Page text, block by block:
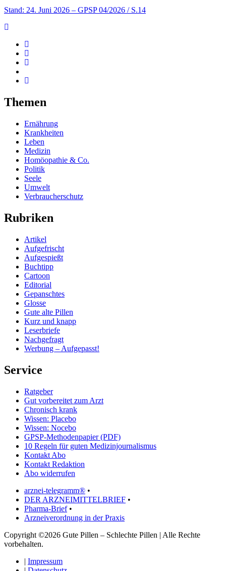
Stand: 24. Juni 2026 – GPSP 04/2026 / S.14
Themen
Ernährung
Krankheiten
Leben
Medizin
Homöopathie & Co.
Politik
Seele
Umwelt
Verbraucherschutz
Rubriken
Artikel
Aufgefrischt
Aufgespießt
Buchtipp
Cartoon
Editorial
Gepanschtes
Glosse
Gute alte Pillen
Kurz und knapp
Leserbriefe
Nachgefragt
Werbung – Aufgepasst!
Service
Ratgeber
Gut vorbereitet zum Arzt
Chronisch krank
Wissen: Placebo
Wissen: Nocebo
GPSP-Methodenpapier (PDF)
10 Regeln für guten Medizinjournalismus
Kontakt Abo
Kontakt Redaktion
Abo widerrufen
arznei-telegramm® •
DER ARZNEIMITTELBRIEF •
Pharma-Brief•
Arzneiverordnung in der Praxis
Copyright ©2026 Gute Pillen – Schlechte Pillen | Alle Rechte
vorbehalten.
| Impressum